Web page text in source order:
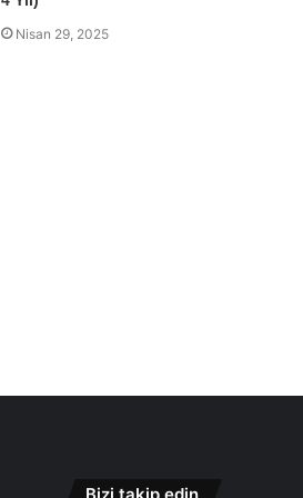
Nisan 29, 2025
Bizi takip edin